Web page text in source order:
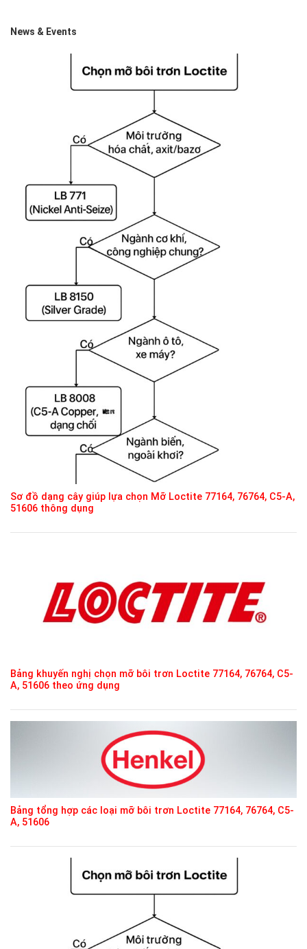
News & Events
Sơ đồ dạng cây giúp lựa chọn Mỡ Loctite 77164, 76764, C5-A,
51606 thông dụng
Bảng khuyến nghị chọn mỡ bôi trơn Loctite 77164, 76764, C5-
A, 51606 theo ứng dụng
Bảng tổng hợp các loại mỡ bôi trơn Loctite 77164, 76764, C5-
A, 51606